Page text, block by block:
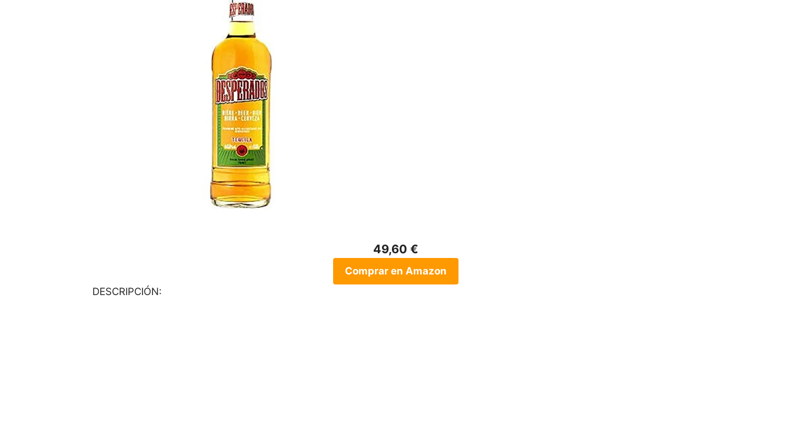
49,60 €
Comprar en Amazon
DESCRIPCIÓN: